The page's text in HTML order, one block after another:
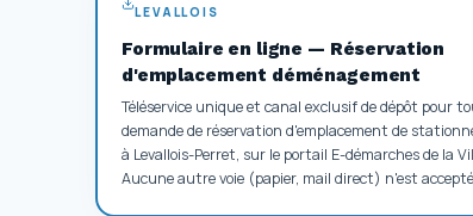
LEVALLOIS
Formulaire en ligne — Réservation
d'emplacement déménagement
Téléservice unique et canal exclusif de dépôt pour
demande de réservation d'emplacement de
à Levallois-Perret, sur le portail E-démarches de la
Aucune autre voie (papier, mail direct) n'est